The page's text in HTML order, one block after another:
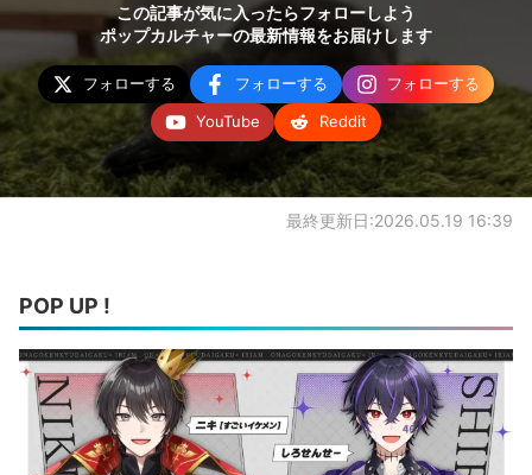
この記事が気に入ったらフォローしよう
ポップカルチャーの最新情報をお届けします
フォローする フォローする
フォローする
YouTube
Reddit
最終更新日:2026.05.19 16:39
POP UP !